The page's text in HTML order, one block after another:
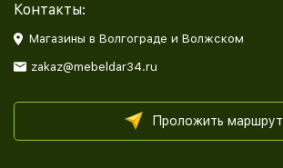
Контакты:
Магазины в Волгограде и Волжском
zakaz@mebeldar34.ru
Проложить маршрут